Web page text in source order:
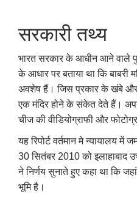
सरकारी तथ्य
भारत सरकार के आधीन आने वाले
के आधार पर बताया था कि बाबरी
अवशेष हैं। जिस प्रकार के खंबे और
एक मंदिर होने के संकेत देते हैं। अपने
चीज की वीडियोग्राफी और
यह रिपोर्ट वर्तमान मे न्यायालय
30 सितंबर 2010 को इलाहाबाद
ने निर्णय सुनाते हुए कहा था कि
भूमि है।